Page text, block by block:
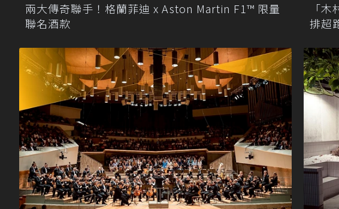
兩大傳奇聯手！格蘭菲迪 x Aston Martin F1™ 限量
聯名酒款
「
排超